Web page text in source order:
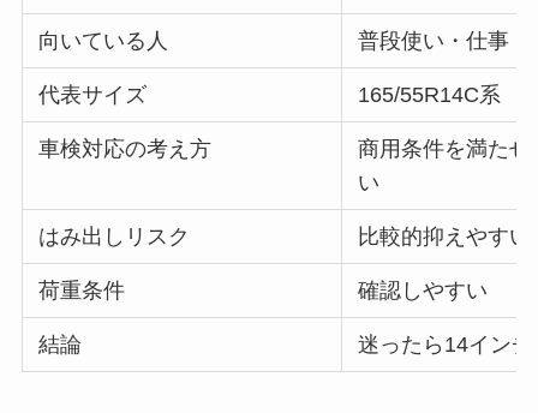
向いている人 普段使い・仕事・
代表サイズ 165/55R14C系
車検対応の考え方
商用条件を満たせ
い
はみ出しリスク 比較的抑えやすい
荷重条件 確認しやすい
結論 迷ったら14インチ